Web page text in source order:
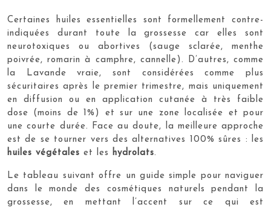
Certaines huiles essentielles sont formellement contre-
indiquées durant toute la grossesse car elles sont
neurotoxiques ou abortives (sauge sclarée, menthe
poivrée, romarin à camphre, cannelle). D’autres, comme
la Lavande vraie, sont considérées comme plus
sécuritaires après le premier trimestre, mais uniquement
en diffusion ou en application cutanée à très faible
dose (moins de 1%) et sur une zone localisée et pour
une courte durée. Face au doute, la meilleure approche
est de se tourner vers des alternatives 100% sûres : les
huiles végétales et les hydrolats.
Le tableau suivant offre un guide simple pour naviguer
dans le monde des cosmétiques naturels pendant la
grossesse, en mettant l’accent sur ce qui est